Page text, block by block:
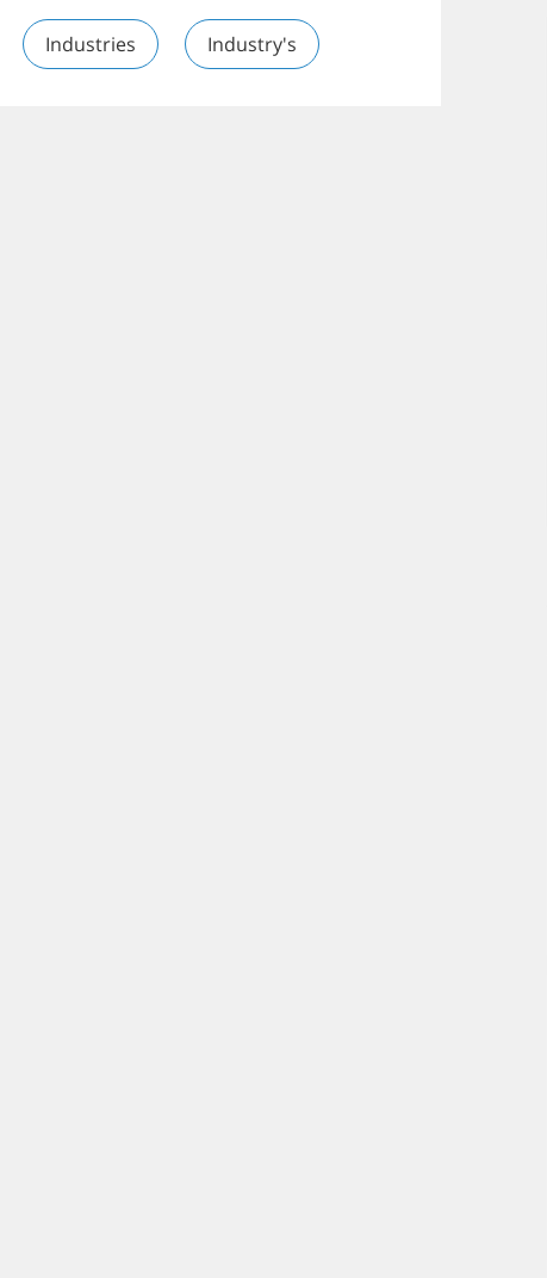
Industries Industry's